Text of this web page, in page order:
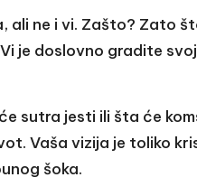
ali ne i vi. Zašto? Zato
je doslovno gradite
sutra jesti ili šta će
Vaša vizija je toliko
šoka.